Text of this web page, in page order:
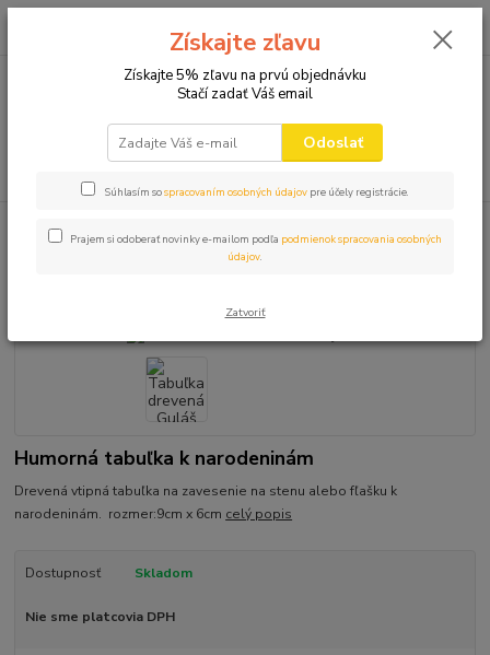
0,00 EUR
Tabuľka drevená Guláš majster
Humorná tabuľka k narodeninám
Drevená vtipná tabuľka na zavesenie na stenu alebo fľašku k
narodeninám. rozmer:9cm x 6cm celý popis
Dostupnosť Skladom
Nie sme platcovia DPH
Získajte zľavu
Získajte 5% zľavu na prvú objednávku
Stačí zadať Váš email
Odoslať
Súhlasím sospracovaním osobných údajov pre účely registrácie.
Prajem si odoberať novinky e-mailom podľa podmienok spracovania osobných
údajov.
Zatvoriť